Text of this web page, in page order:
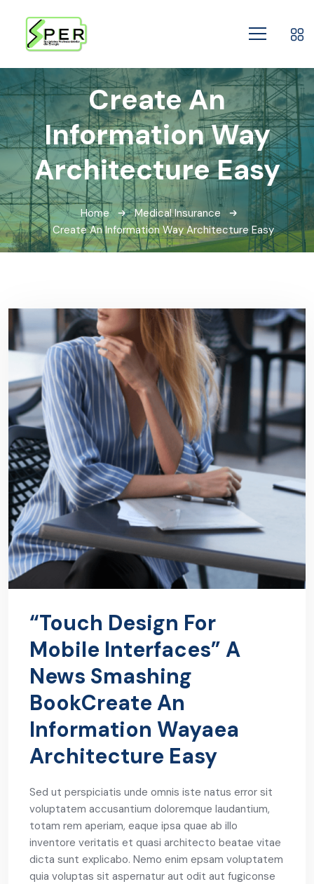
Create An
Information Way
Architecture Easy
Home
Medical Insurance
Create An Information Way Architecture Easy
“Touch Design For
Mobile Interfaces” A
News Smashing
BookCreate An
Information Wayaea
Architecture Easy
Sed ut perspiciatis unde omnis iste natus error sit
voluptatem accusantium doloremque laudantium,
totam rem aperiam, eaque ipsa quae ab illo
inventore veritatis et quasi architecto beatae vitae
dicta sunt explicabo. Nemo enim epsam voluptatem
quia voluptas sit aspernatur aut odit aut fugiconse